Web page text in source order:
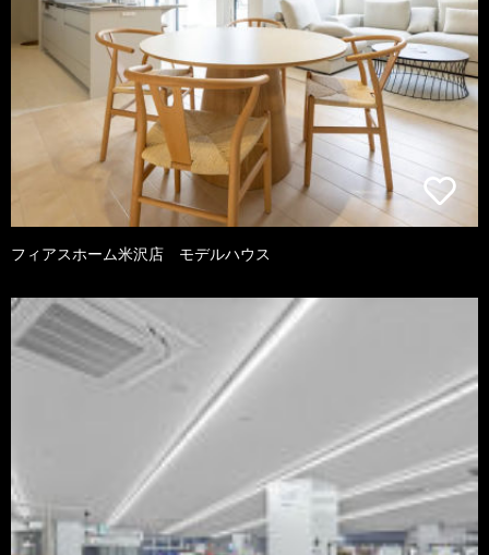
フィアスホーム米沢店 モデルハウス